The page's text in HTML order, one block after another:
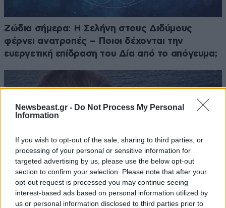
Newsbeast.gr - Do Not Process My Personal
Information
If you wish to opt-out of the sale, sharing to third parties, or
processing of your personal or sensitive information for
targeted advertising by us, please use the below opt-out
section to confirm your selection. Please note that after your
opt-out request is processed you may continue seeing
interest-based ads based on personal information utilized by
us or personal information disclosed to third parties prior to
Ζώδια σήμερα: Η Σελήνη στους Διδύμους
φέρνει ανατροπές – Ποιοι δέχονται την
ευεργετική επίδραση του Δία από το απόγευμα;